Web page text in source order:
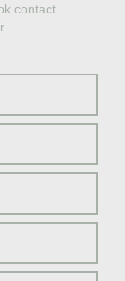
contact